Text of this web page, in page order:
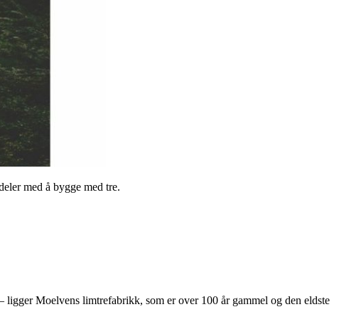
med å bygge med tre.
Moelvens limtrefabrikk, som er over 100 år gammel og den eldste